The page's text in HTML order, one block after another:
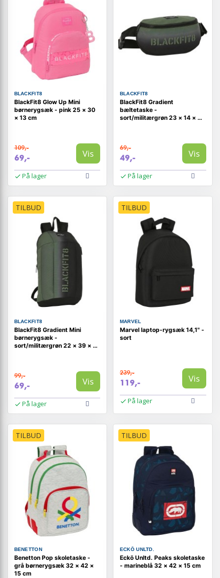
BLACKFIT8
BlackFit8 Glow Up Mini
børnerygsæk - pink 25 × 30
× 13 cm
109,-
69,- Vis
På lager
BLACKFIT8
BlackFit8 Gradient
bæltetaske -
sort/militærgrøn 23 × 14 × 9
69,-
49,- Vis
På lager
TILBUD
BLACKFIT8
BlackFit8 Gradient Mini
børnerygsæk -
sort/militærgrøn 22 × 39 × 10
99,-
69,- Vis
På lager
TILBUD
MARVEL
Marvel laptop-rygsæk 14,1" -
sort
239,-
119,- Vis
På lager
TILBUD
BENETTON
Benetton Pop skoletaske -
grå børnerygsæk 32 × 42 ×
15 cm
TILBUD
ECKŌ UNLTD.
Eckō Unltd. Peaks skoletaske
- marineblå 32 × 42 × 15 cm